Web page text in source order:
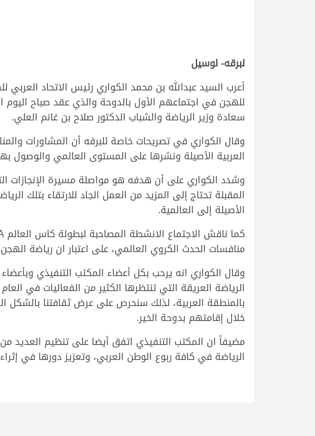
لبرقه- لوسيل
أعرب السيد عبدالله بن محمد الكواري رئيس الاتحاد
سعادة وزير الرياضة والشباب الدكتور صلاح بن غانم العلي.
وقال الكواري في تصريحات خاصة للبرقه أن المشاورات
العربية الأصيلة ونشرها على المستوى العالمي والوصول
وشدد الكواري على أن هدفه هو مواصلة مسيرة الإنجازات
المقبلة تحتاج إلى المزيد من العمل الجاد للارتقاء بتلك
الأصيلة إلى العالمية.
منافسات الحدث الكروي العالمي، على اعتبار ان رياضة
وقال الكواري انه يرحب بكل أعضاء المكتب التنفيذي
الرياضة العريقة التي تنتظرها الكثير من الفعاليات في
بالمنطقة العربية، لذلك سنحرص على عرض ثقافتنا
خلال إقامتهم بدوحة الخير.
مضيفاً ان المكتب التنفيذي اتفق أيضا على تنظيم
الرياضة في كافة ربوع الوطن العربي، وتعزيز دورها في